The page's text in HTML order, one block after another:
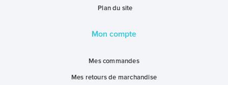
Plan du site
Mon compte
Mes commandes
Mes retours de marchandise